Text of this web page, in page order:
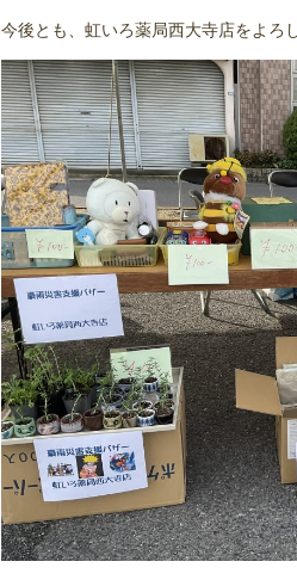
今後とも、虹いろ薬局西大寺店をよろ